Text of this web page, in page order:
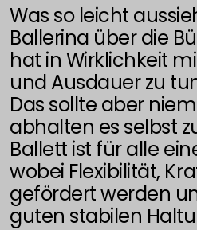
Was so leicht
Ballerina über die
hat in Wirklichkeit
und Ausdauer zu
Das sollte aber
abhalten es selbst
Ballett ist für alle
wobei Flexibilität,
gefördert werden
guten stabilen
2024
2025